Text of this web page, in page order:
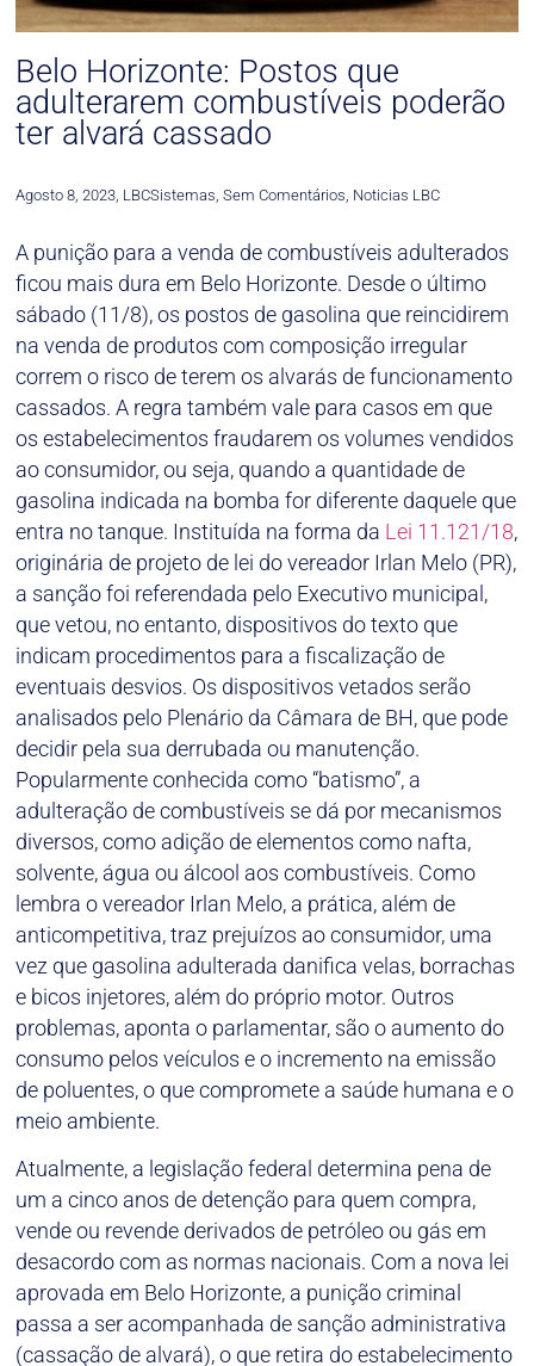
Belo Horizonte: Postos que
adulterarem combustíveis poderão
ter alvará cassado
Agosto 8, 2023, LBCSistemas, Sem Comentários, Noticias LBC
A punição para a venda de combustíveis adulterados
ficou mais dura em Belo Horizonte. Desde o último
sábado (11/8), os postos de gasolina que reincidirem
na venda de produtos com composição irregular
correm o risco de terem os alvarás de funcionamento
cassados. A regra também vale para casos em que
os estabelecimentos fraudarem os volumes vendidos
ao consumidor, ou seja, quando a quantidade de
gasolina indicada na bomba for diferente daquele que
entra no tanque. Instituída na forma da Lei 11.121/18,
originária de projeto de lei do vereador Irlan Melo (PR),
a sanção foi referendada pelo Executivo municipal,
que vetou, no entanto, dispositivos do texto que
indicam procedimentos para a fiscalização de
eventuais desvios. Os dispositivos vetados serão
analisados pelo Plenário da Câmara de BH, que pode
decidir pela sua derrubada ou manutenção.
Popularmente conhecida como “batismo”, a
adulteração de combustíveis se dá por mecanismos
diversos, como adição de elementos como nafta,
solvente, água ou álcool aos combustíveis. Como
lembra o vereador Irlan Melo, a prática, além de
anticompetitiva, traz prejuízos ao consumidor, uma
vez que gasolina adulterada danifica velas, borrachas
e bicos injetores, além do próprio motor. Outros
problemas, aponta o parlamentar, são o aumento do
consumo pelos veículos e o incremento na emissão
de poluentes, o que compromete a saúde humana e o
meio ambiente.
Atualmente, a legislação federal determina pena de
um a cinco anos de detenção para quem compra,
vende ou revende derivados de petróleo ou gás em
desacordo com as normas nacionais. Com a nova lei
aprovada em Belo Horizonte, a punição criminal
passa a ser acompanhada de sanção administrativa
(cassação de alvará), o que retira do estabelecimento